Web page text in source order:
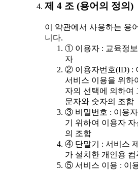
제 4 조 (용어의 정의)
이 약관에서 사용하는 용
니다.
① 이용자 : 교육정
자
② 이용자번호(ID) :
서비스 이용을 위하
자의 선택에 의하여
문자와 숫자의 조합
③ 비밀번호 : 이용
기 위하여 이용자
의 조합
④ 단말기 : 서비스
가 설치한 개인용 컴
⑤ 서비스 이용 : 이